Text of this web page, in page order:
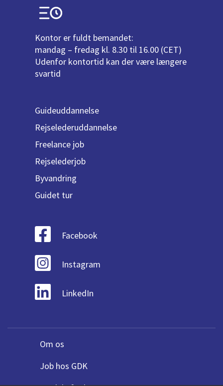
Kontor er fuldt bemandet:
mandag – fredag kl. 8.30 til 16.00 (CET)
Udenfor kontortid kan der være længere
svartid
Guideuddannelse
Rejselederuddannelse
Freelance job
Rejselederjob
Byvandring
Guidet tur
Facebook
Instagram
LinkedIn
Om os
Job hos GDK